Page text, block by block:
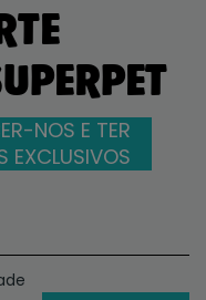
NOS E TER
EXCLUSIVOS